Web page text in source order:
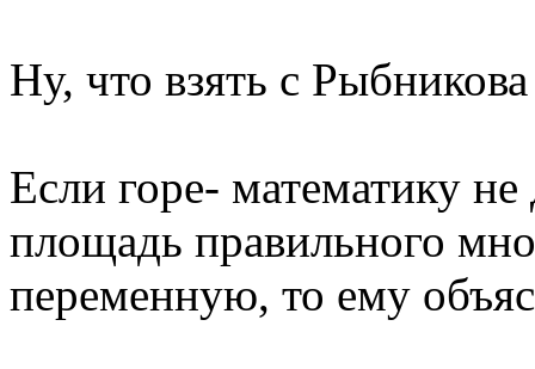
Ну, что взять с
Если горе- математику
площадь правильного
переменную, то ему